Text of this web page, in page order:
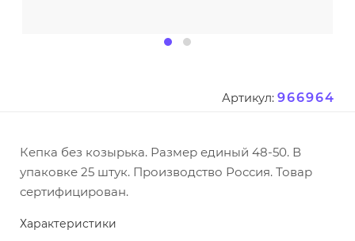
Артикул: 966964
Кепка без козырька. Размер единый 48-50. В
упаковке 25 штук. Производство Россия. Товар
сертифицирован.
Характеристики